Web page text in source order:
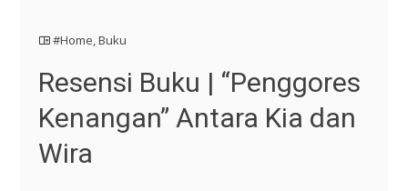
#Home,Buku
Resensi Buku | “Penggores
Kenangan” Antara Kia dan
Wira